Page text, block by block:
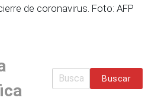
de coronavirus. Foto: AFP
Buscar